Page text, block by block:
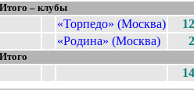
Итого – клубы
«Торпедо» (Москва)
12
«Родина» (Москва)
2
Итого
14